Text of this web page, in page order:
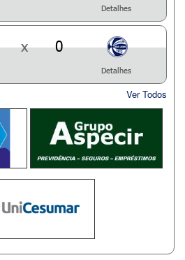
Detalhes
x 0
Detalhes
Ver Todos